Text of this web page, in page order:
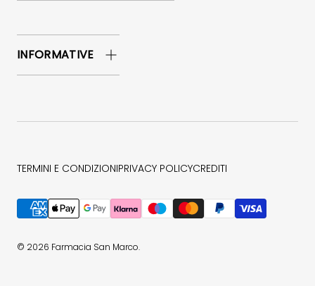
INFORMATIVE
TERMINI E CONDIZIONIPRIVACY POLICYCREDITI
Metodi di pagamento accettati
© 2026 Farmacia San Marco.